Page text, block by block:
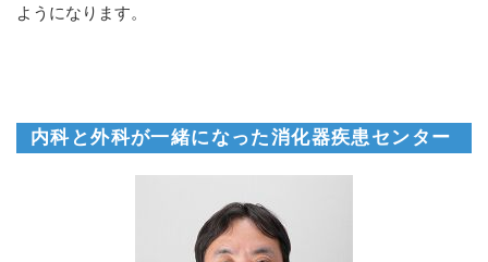
ようになります。
内科と外科が一緒になった消化器疾患センター